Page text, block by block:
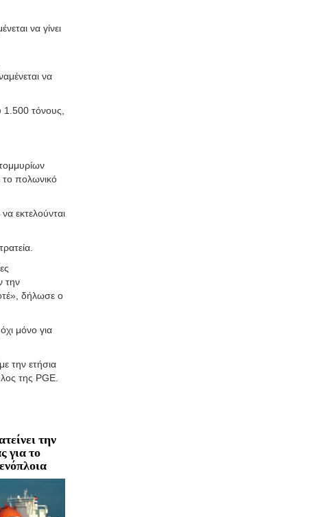
να γίνει
να
1.500 τόνους,
το πολωνικό
εκτελούνται
την
δήλωσε ο
μόνο για
την ετήσια
της PGE.
την
για το